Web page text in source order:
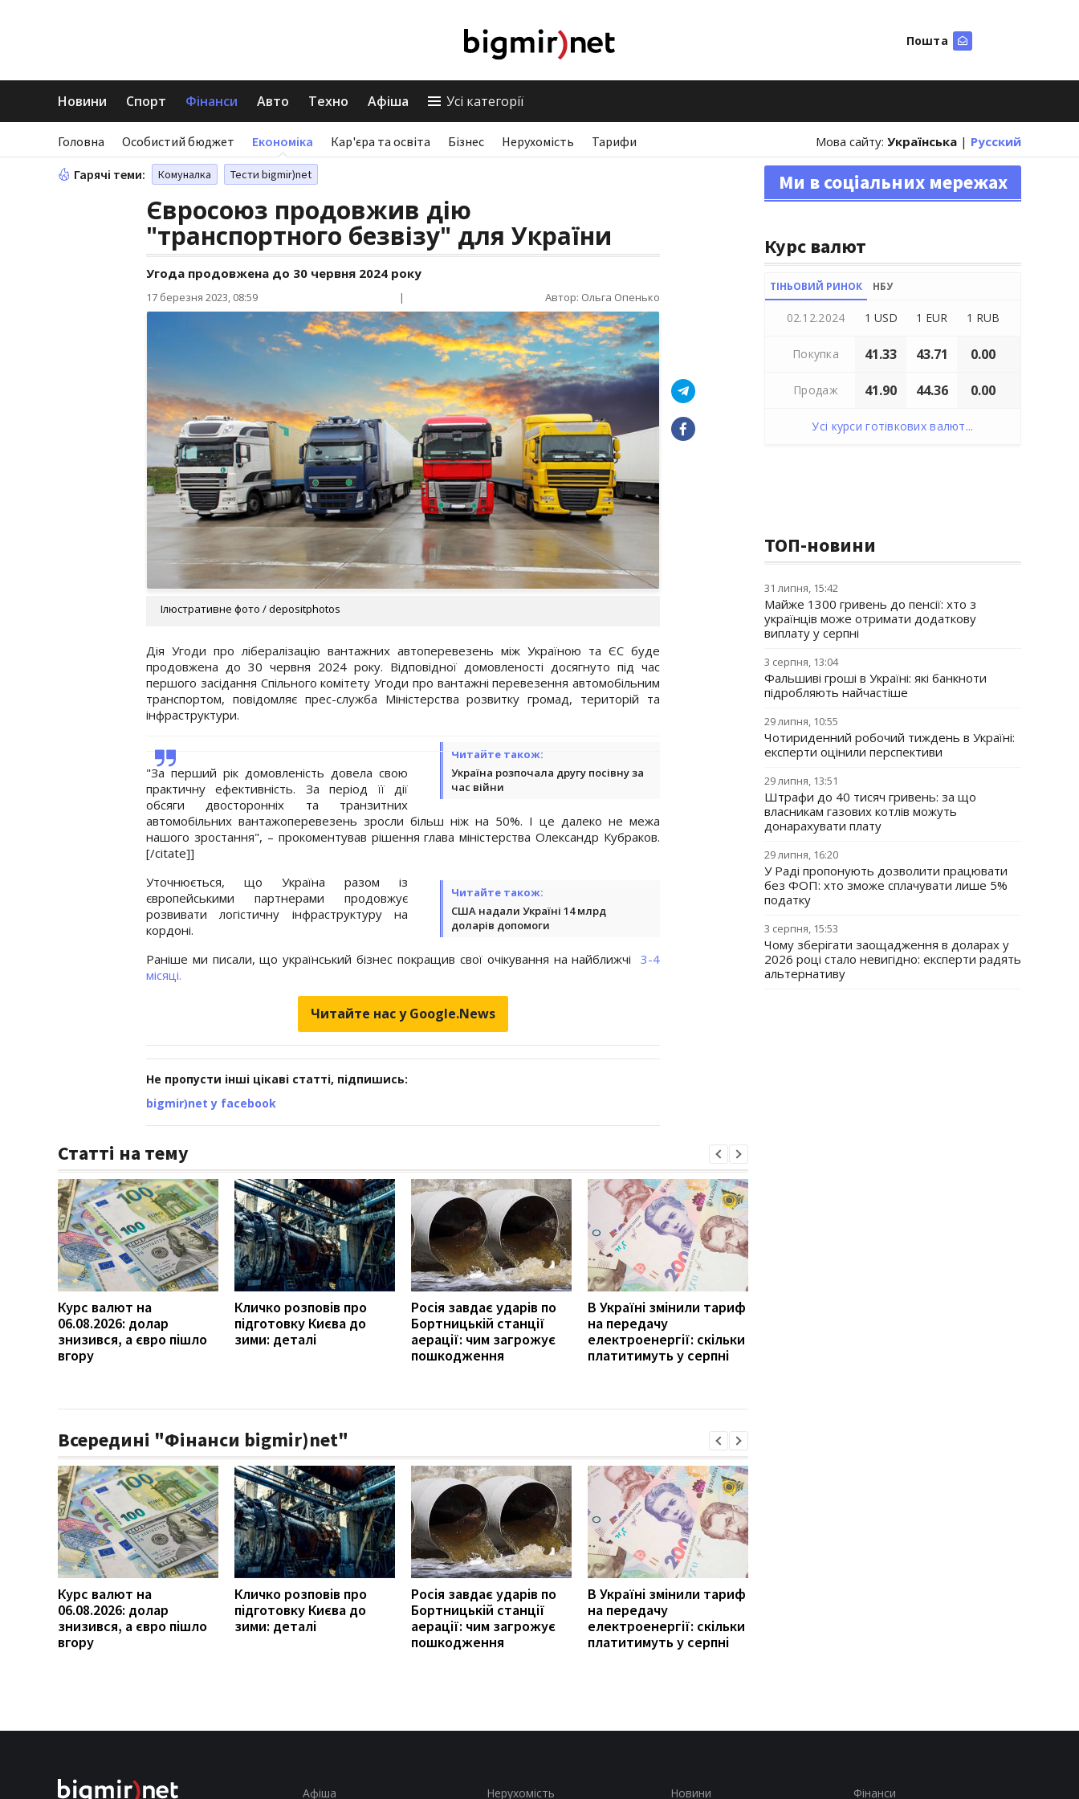
Пошта
Новини Спорт Фінанси Авто Техно Афіша Усі категорії
Головна Особистий бюджет Економіка Кар'єра та освіта Бізнес Нерухомість Тарифи Мова сайту: Українська | Русский
Гарячі теми: Комуналка Тести bigmir)net
Євросоюз продовжив дію
"транспортного безвізу" для України
Угода продовжена до 30 червня 2024 року
17 березня 2023, 08:59 | Автор: Ольга Опенько
Ілюстративне фото / depositphotos
Дія Угоди про лібералізацію вантажних автоперевезень між Україною та ЄС буде
продовжена до 30 червня 2024 року. Відповідної домовленості досягнуто під час
першого засідання Спільного комітету Угоди про вантажні перевезення автомобільним
транспортом, повідомляє прес-служба Міністерства розвитку громад, територій та
інфраструктури.
Читайте також:
Україна розпочала другу посівну за
час війни
"За перший рік домовленість довела свою
практичну ефективність. За період її дії
обсяги двосторонніх та транзитних
автомобільних вантажоперевезень зросли більш ніж на 50%. І це далеко не межа
нашого зростання", – прокоментував рішення глава міністерства Олександр Кубраков.
[/citate]]
Читайте також:
США надали Україні 14 млрд
доларів допомоги
Уточнюється, що Україна разом із
європейськими партнерами продовжує
розвивати логістичну інфраструктуру на
кордоні.
Раніше ми писали, що український бізнес покращив свої очікування на найближчі 3-4
місяці.
Читайте нас у Google.News
Не пропусти інші цікаві статті, підпишись:
bigmir)net у facebook
Статті на тему
Курс валют на
06.08.2026: долар
знизився, а євро пішло
вгору
Кличко розповів про
підготовку Києва до
зими: деталі
Росія завдає ударів по
Бортницькій станції
аерації: чим загрожує
пошкодження
В Україні змінили тариф
на передачу
електроенергії: скільки
платитимуть у серпні
Всередині "Фінанси bigmir)net"
Курс валют на
06.08.2026: долар
знизився, а євро пішло
вгору
Кличко розповів про
підготовку Києва до
зими: деталі
Росія завдає ударів по
Бортницькій станції
аерації: чим загрожує
пошкодження
В Україні змінили тариф
на передачу
електроенергії: скільки
платитимуть у серпні
Ми в соціальних мережах
Курс валют
ТІНЬОВИЙ РИНОК НБУ
02.12.2024 1 USD 1 EUR 1 RUB
Покупка 41.33 43.71 0.00
Продаж 41.90 44.36 0.00
Усі курси готівкових валют...
ТОП-новини
31 липня, 15:42
Майже 1300 гривень до пенсії: хто з
українців може отримати додаткову
виплату у серпні
3 серпня, 13:04
Фальшиві гроші в Україні: які банкноти
підробляють найчастіше
29 липня, 10:55
Чотириденний робочий тиждень в Україні:
експерти оцінили перспективи
29 липня, 13:51
Штрафи до 40 тисяч гривень: за що
власникам газових котлів можуть
донарахувати плату
29 липня, 16:20
У Раді пропонують дозволити працювати
без ФОП: хто зможе сплачувати лише 5%
податку
3 серпня, 15:53
Чому зберігати заощадження в доларах у
2026 році стало невигідно: експерти радять
альтернативу
Афіша Нерухомість Новини Фінанси